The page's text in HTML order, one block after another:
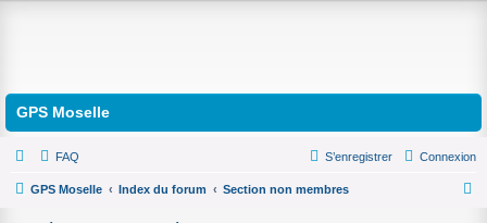
GPS Moselle
FAQ Connexion
S’enregistrer
GPS Moselle Index du forum
Section non membres